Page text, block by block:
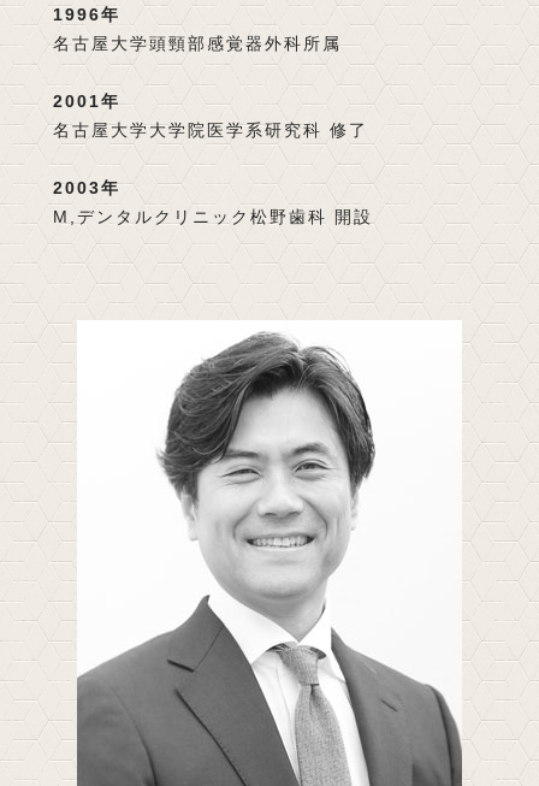
1996年
名古屋大学頭頸部感覚器外科所属
2001年
名古屋大学大学院医学系研究科 修了
2003年
M,デンタルクリニック松野歯科 開設